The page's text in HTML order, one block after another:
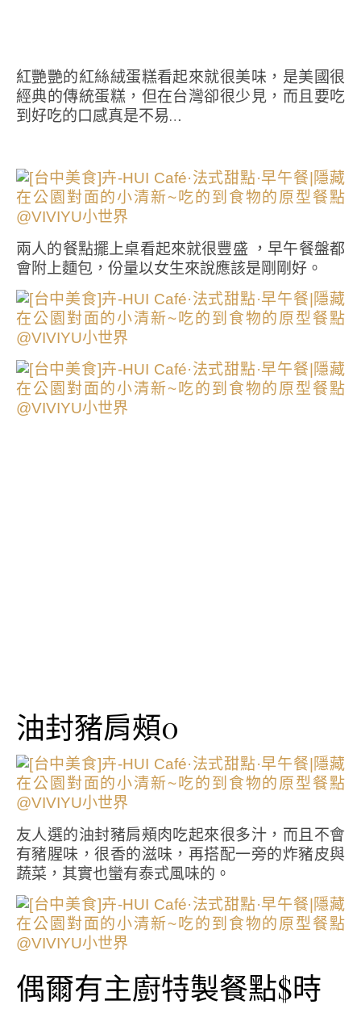
紅艷艷的紅絲絨蛋糕看起來就很美味，是美國很
經典的傳統蛋糕，但在台灣卻很少見，而且要吃
到好吃的口感真是不易…
兩人的餐點擺上桌看起來就很豐盛 ，早午餐盤都
會附上麵包，份量以女生來說應該是剛剛好。
油封豬肩頰0
友人選的油封豬肩頰肉吃起來很多汁，而且不會
有豬腥味，很香的滋味，再搭配一旁的炸豬皮與
蔬菜，其實也蠻有泰式風味的。
偶爾有主廚特製餐點$時